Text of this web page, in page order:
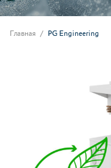
Главная PG Engineering